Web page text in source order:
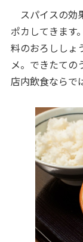
スパイスの効
ポカしてきます
料のおろししょ
メ。できたて
店内飲食ならで